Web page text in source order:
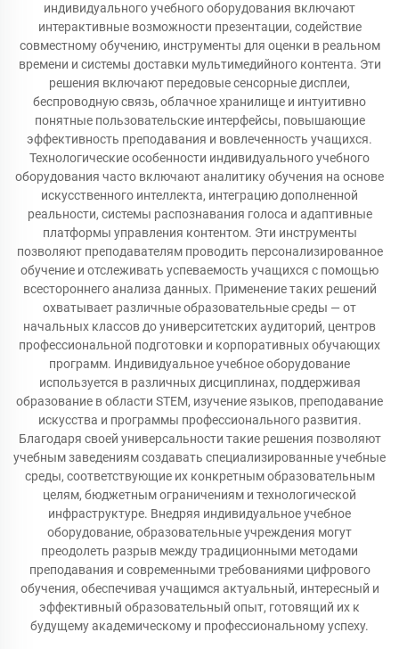
индивидуального учебного оборудования включают
интерактивные возможности презентации, содействие
совместному обучению, инструменты для оценки в реальном
времени и системы доставки мультимедийного контента. Эти
решения включают передовые сенсорные дисплеи,
беспроводную связь, облачное хранилище и интуитивно
понятные пользовательские интерфейсы, повышающие
эффективность преподавания и вовлеченность учащихся.
Технологические особенности индивидуального учебного
оборудования часто включают аналитику обучения на основе
искусственного интеллекта, интеграцию дополненной
реальности, системы распознавания голоса и адаптивные
платформы управления контентом. Эти инструменты
позволяют преподавателям проводить персонализированное
обучение и отслеживать успеваемость учащихся с помощью
всестороннего анализа данных. Применение таких решений
охватывает различные образовательные среды — от
начальных классов до университетских аудиторий, центров
профессиональной подготовки и корпоративных обучающих
программ. Индивидуальное учебное оборудование
используется в различных дисциплинах, поддерживая
образование в области STEM, изучение языков, преподавание
искусства и программы профессионального развития.
Благодаря своей универсальности такие решения позволяют
учебным заведениям создавать специализированные учебные
среды, соответствующие их конкретным образовательным
целям, бюджетным ограничениям и технологической
инфраструктуре. Внедряя индивидуальное учебное
оборудование, образовательные учреждения могут
преодолеть разрыв между традиционными методами
преподавания и современными требованиями цифрового
обучения, обеспечивая учащимся актуальный, интересный и
эффективный образовательный опыт, готовящий их к
будущему академическому и профессиональному успеху.